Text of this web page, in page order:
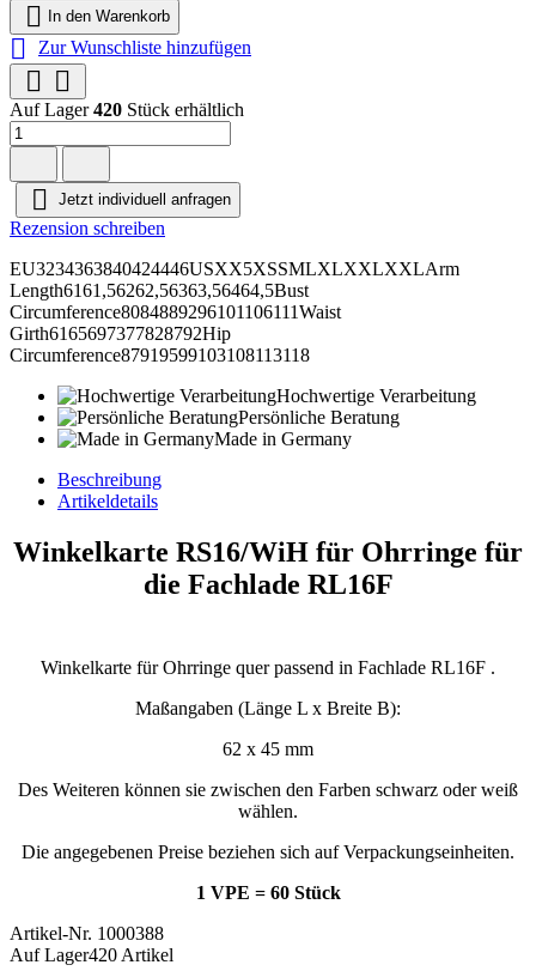
 In den Warenkorb
 Zur Wunschliste hinzufügen
 
Auf Lager420 Stück erhältlich
 Jetzt individuell anfragen
Rezension schreiben
EU3234363840424446USXX5XSSMLXLXXLXXLArm
Length6161,56262,56363,56464,5Bust
Circumference8084889296101106111Waist
Girth6165697377828792Hip
Circumference87919599103108113118
Hochwertige Verarbeitung
Persönliche Beratung
Made in Germany
Beschreibung
Artikeldetails
Winkelkarte RS16/WiH für Ohrringe für
die Fachlade RL16F
Winkelkarte für Ohrringe quer passend in Fachlade RL16F .
Maßangaben (Länge L x Breite B):
62 x 45 mm
Des Weiteren können sie zwischen den Farben schwarz oder weiß
wählen.
Die angegebenen Preise beziehen sich auf Verpackungseinheiten.
1 VPE = 60 Stück
Artikel-Nr. 1000388
Auf Lager420 Artikel